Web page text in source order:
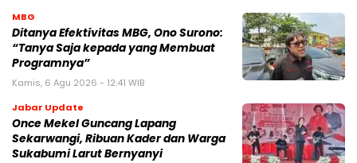
MBG
‎Ditanya Efektivitas MBG, Ono Surono:
“Tanya Saja kepada yang Membuat
Programnya”‎
Kamis, 6 Agu 2026 - 12:41 WIB
Jabar Update
Once Mekel Guncang Lapang
Sekarwangi, Ribuan Kader dan Warga
Sukabumi Larut Bernyanyi